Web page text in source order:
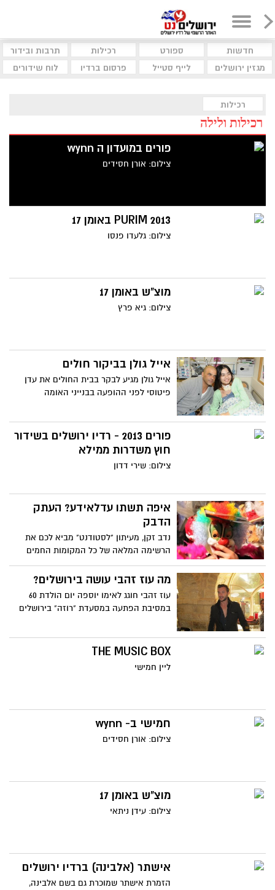
חדשות ספורט רכילות
תרבות ובידור
מגזין ירושלים
לייף סטייל פרסום ברדיו לוח שידורים
רכילות
רכילות ולילה
פורים במועדון ה wynn
צילום: אורן חסידים
PURIM 2013 באומן 17
צילום: גלעדו פנסו
מוצ"ש באומן 17
צילום: גיא פרץ
אייל גולן בביקור חולים
אייל גולן מגיע לבקר בבית החולים את עדן
פיטוסי לפני ההופעה בבנייני האומה
פורים 2013 - רדיו ירושלים בשידור
חוץ משדרות ממילא
צילום: שירי דדון
איפה תשתו עדלאידע? העתק
הדבק
נדב זקן, מעיתון "לסטודנט" מביא לכם את
הרשימה המלאה של כל המקומות החמים
בעיר. איפה האלכוהול הכי טוב, המוזיקה
שאתם אוהבים, והכי חשוב – כמה עולה
מה עוז זהבי עושה בירושלים?
עוז זהבי חוגג לאימו יוספה יום הולדת 60
במסיבת הפתעה במסעדת "רוזה" בירושלים
THE MUSIC BOX
ליין חמישי
חמישי ב- wynn
צילום: אורן חסידים
מוצ"ש באומן 17
צילום: עידן ניתאי
אישתר (אלבינה) ברדיו ירושלים
הזמרת אישתר שמוכרת גם בשם אלבינה,